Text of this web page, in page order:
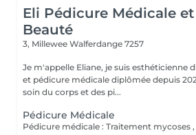
Eli Pédicure Médicale et
Beauté
3, Millewee Walferdange 7257
Je m'appelle Eliane, je suis esthéticienne
et pédicure médicale diplômée depuis
soin du corps et des pi...
Pédicure Médicale